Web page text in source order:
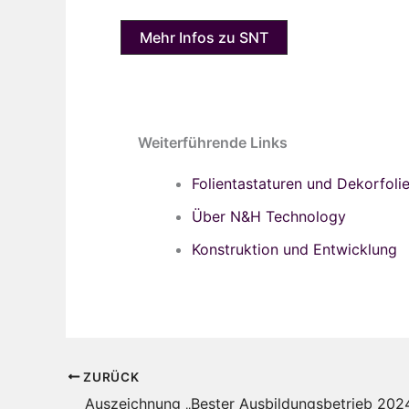
Mehr Infos zu SNT
Weiterführende Links
Folientastaturen und
Über N&H Technology
Konstruktion und Entwicklung
ZURÜCK
Auszeichnung „Bester Ausbildungsbetrieb